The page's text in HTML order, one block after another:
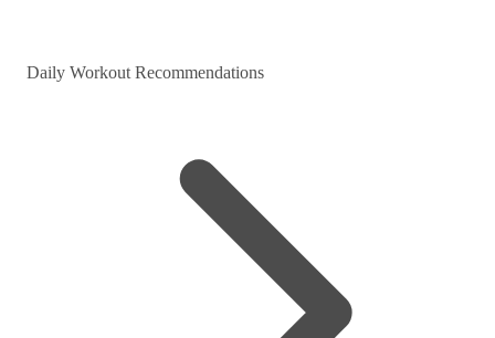
Daily Workout Recommendations